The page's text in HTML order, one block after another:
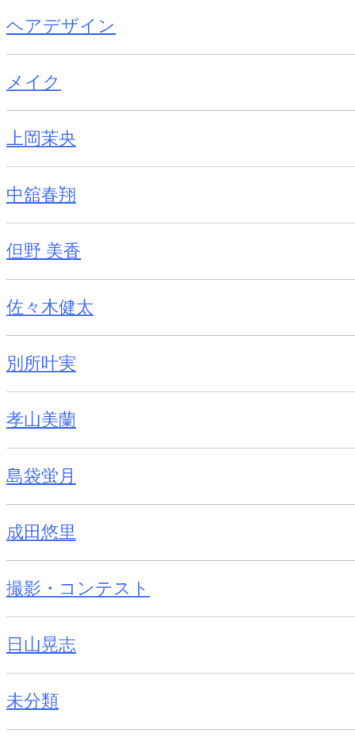
ヘアデザイン
メイク
上岡茉央
中舘春翔
但野 美香
佐々木健太
別所叶実
孝山美蘭
島袋蛍月
成田悠里
撮影・コンテスト
日山晃志
未分類